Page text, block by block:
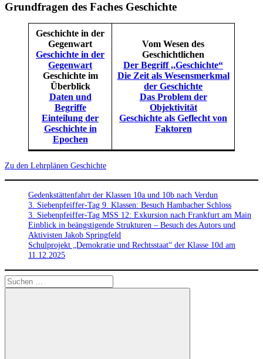
Grundfragen des Faches Geschichte
Geschichte in der
Gegenwart
Geschichte in der
Gegenwart
Geschichte im
Überblick
Daten und
Begriffe
Einteilung der
Geschichte in
Epochen
Vom Wesen des
Geschichtlichen
Der Begriff ,,Geschichte“
Die Zeit als Wesensmerkmal
der Geschichte
Das Problem der
Objektivität
Geschichte als Geflecht von
Faktoren
Zu den Lehrplänen Geschichte
Gedenkstättenfahrt der Klassen 10a und 10b nach Verdun
3. Siebenpfeiffer-Tag 9. Klassen: Besuch Hambacher Schloss
3. Siebenpfeiffer-Tag MSS 12: Exkursion nach Frankfurt am Main
Einblick in beängstigende Strukturen – Besuch des Autors und
Aktivisten Jakob Springfeld
Schulprojekt „Demokratie und Rechtsstaat“ der Klasse 10d am
11.12.2025
Suchen
nach: